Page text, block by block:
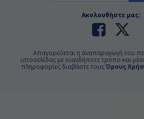
Ακολουθήστε μας:
Απαγορεύεται η αναπαραγωγή του
ιστοσελίδας με οιανδήποτε τρόπο και
πληροφορίες διαβάστε τουςΌρους